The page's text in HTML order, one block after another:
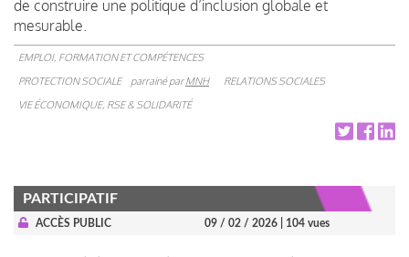
de construire une politique d’inclusion globale et
mesurable.
EMPLOI, FORMATION ET COMPÉTENCES
PROTECTION SOCIALE
parrainé parMNH
RELATIONS SOCIALES
VIE ÉCONOMIQUE, RSE & SOLIDARITÉ
PARTICIPATIF
ACCÈS PUBLIC 09 / 02 / 2026 | 104 vues